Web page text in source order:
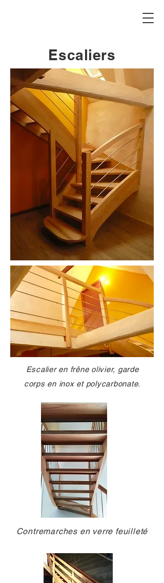
Escaliers
Escalier en frêne olivier, garde
corps en inox et polycarbonate.
Contremarches en verre feuilleté